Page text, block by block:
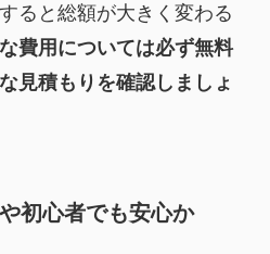
ると総額が大きく変わる
費用については必ず無料
見積もりを確認しましょ
初心者でも安心か